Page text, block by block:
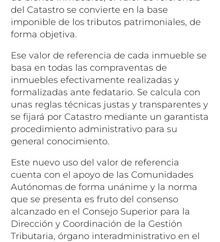
del Catastro se convierte en la base
imponible de los tributos patrimoniales, de
forma objetiva.
Ese valor de referencia de cada inmueble se
basa en todas las compraventas de
inmuebles efectivamente realizadas y
formalizadas ante fedatario. Se calcula con
unas reglas técnicas justas y transparentes y
se fijará por Catastro mediante un garantista
procedimiento administrativo para su
general conocimiento.
Este nuevo uso del valor de referencia
cuenta con el apoyo de las Comunidades
Autónomas de forma unánime y la norma
que se presenta es fruto del consenso
alcanzado en el Consejo Superior para la
Dirección y Coordinación de la Gestión
Tributaria, órgano interadministrativo en el